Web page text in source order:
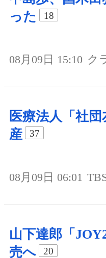
った
18
08月09日 15:10 ク
医療法人「社
産
37
08月09日 06:01
山下達郎「
売へ
20